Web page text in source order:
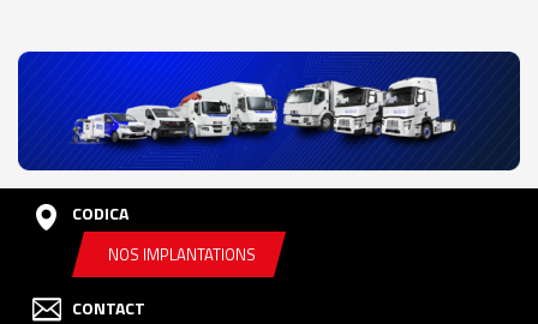
CODICA
NOS IMPLANTATIONS
CONTACT